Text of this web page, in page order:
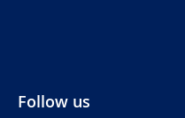
Follow us